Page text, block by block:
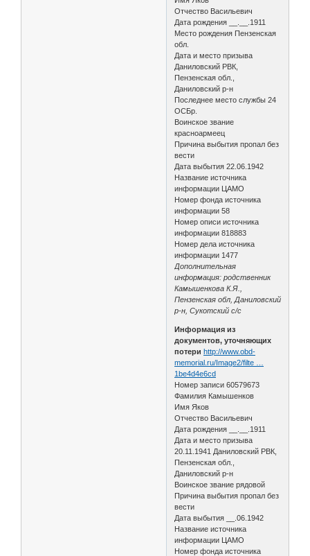
Отчество Васильевич
Дата рождения __.__.1911
Место рождения Пензенская
обл.
Дата и место призыва
Даниловский РВК,
Пензенская обл.,
Даниловский р-н
Последнее место службы 24
ОСБр.
Воинское звание
красноармеец
Причина выбытия пропал без
вести
Дата выбытия 22.06.1942
Название источника
информации ЦАМО
Номер фонда источника
информации 58
Номер описи источника
информации 818883
Номер дела источника
информации 1477
Дополнительная
информация: родственник
Камышенкова К.Я.,
Пензенская обл, Даниловский
р-н, Сукотский с/с
Информация из
документов, уточняющих
потери http://www.obd-
memorial.ru/Image2/filte …
1be4d4e6cd
Номер записи 60579673
Фамилия Камышенков
Имя Яков
Отчество Васильевич
Дата рождения __.__.1911
Дата и место призыва
20.11.1941 Даниловский РВК,
Пензенская обл.,
Даниловский р-н
Воинское звание рядовой
Причина выбытия пропал без
вести
Дата выбытия __.06.1942
Название источника
информации ЦАМО
Номер фонда источника